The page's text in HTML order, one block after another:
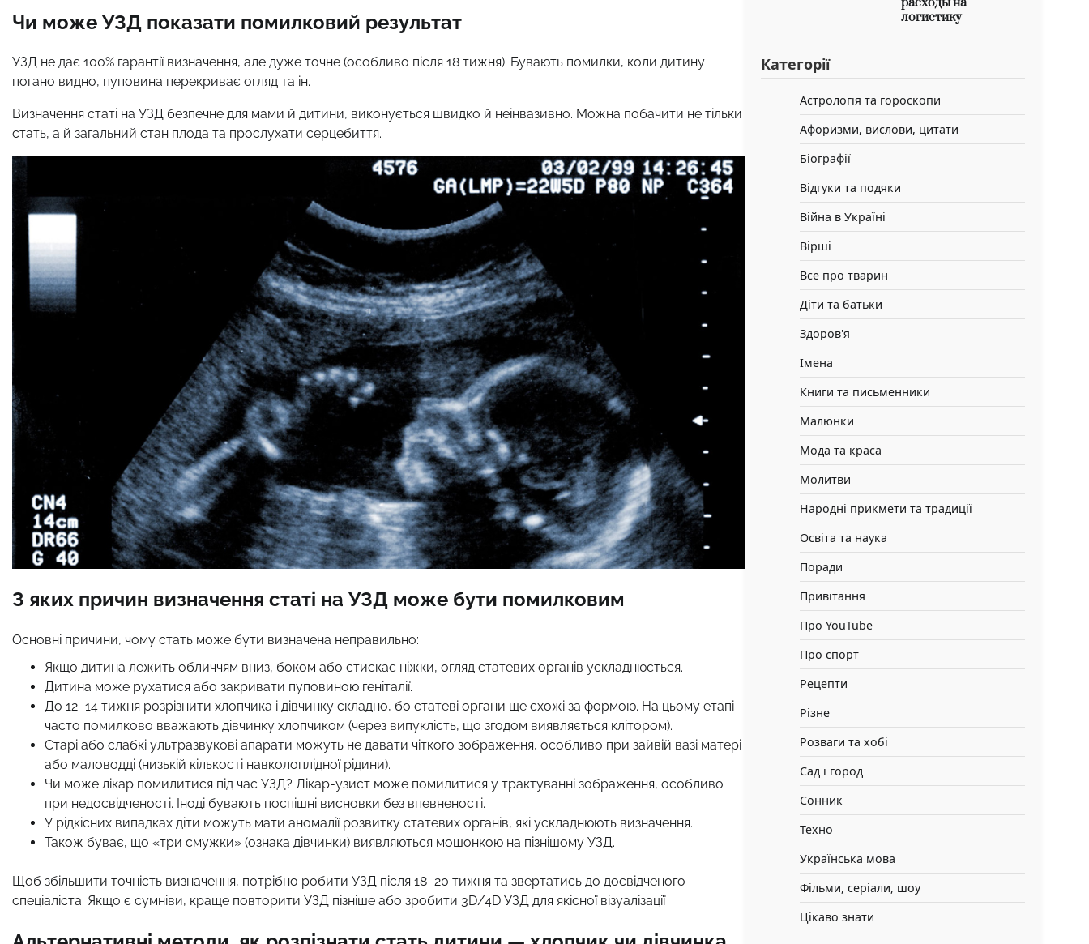
Чи може УЗД показати помилковий результат
УЗД не дає 100% гарантії визначення, але дуже точне (особливо після 18 тижня). Бувають помилки, коли дитину
погано видно, пуповина перекриває огляд та ін.
Визначення статі на УЗД безпечне для мами й дитини, виконується швидко й неінвазивно. Можна побачити не тільки
стать, а й загальний стан плода та прослухати серцебиття.
З яких причин визначення статі на УЗД може бути помилковим
Основні причини, чому стать може бути визначена неправильно:
Якщо дитина лежить обличчям вниз, боком або стискає ніжки, огляд статевих органів ускладнюється.
Дитина може рухатися або закривати пуповиною геніталії.
До 12–14 тижня розрізнити хлопчика і дівчинку складно, бо статеві органи ще схожі за формою. На цьому етапі
часто помилково вважають дівчинку хлопчиком (через випуклість, що згодом виявляється клітором).
Старі або слабкі ультразвукові апарати можуть не давати чіткого зображення, особливо при зайвій вазі матері
або маловодді (низькій кількості навколоплідної рідини).
Чи може лікар помилитися під час УЗД? Лікар-узист може помилитися у трактуванні зображення, особливо
при недосвідченості. Іноді бувають поспішні висновки без впевненості.
У рідкісних випадках діти можуть мати аномалії розвитку статевих органів, які ускладнюють визначення.
Також буває, що «три смужки» (ознака дівчинки) виявляються мошонкою на пізнішому УЗД.
Щоб збільшити точність визначення, потрібно робити УЗД після 18–20 тижня та звертатись до досвідченого
спеціаліста. Якщо є сумніви, краще повторити УЗД пізніше або зробити 3D/4D УЗД для якісної візуалізації
логистику
Категорії
Астрологія та гороскопи
Афоризми, вислови, цитати
Біографії
Відгуки та подяки
Війна в Україні
Вірші
Все про тварин
Діти та батьки
Здоров'я
Імена
Книги та письменники
Малюнки
Мода та краса
Молитви
Народні прикмети та традиції
Освіта та наука
Поради
Привітання
Про YouTube
Про спорт
Рецепти
Різне
Розваги та хобі
Сад і город
Сонник
Техно
Українська мова
Фільми, серіали, шоу
Цікаво знати